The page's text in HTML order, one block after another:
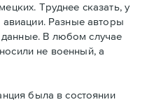
Труднее сказать, у
Разные авторы
В любом случае
не военный, а
была в состоянии